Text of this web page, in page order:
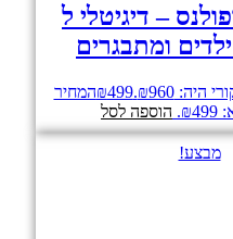
– דיגיטלי ל
היה: ₪960. ₪499
המחיר
הוספה לסל
מבצע!